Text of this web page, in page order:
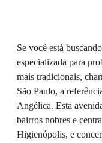
Se você está
especializada para
mais tradicionais,
São Paulo, a
Angélica. Esta
bairros nobres e
Higienópolis, e